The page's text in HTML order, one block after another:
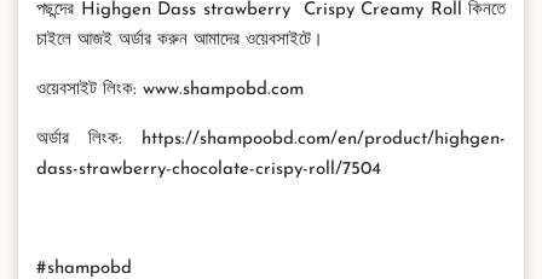
পছন্দের Highgen Dass strawberry Crispy Creamy Roll কিনতে
চাইলে আজই অর্ডার করুন আমাদের ওয়েবসাইটে।
ওয়েবসাইট লিংক: www.shampobd.com
অর্ডার লিংক: https://shampoobd.com/en/product/highgen-
dass-strawberry-chocolate-crispy-roll/7504
#shampobd